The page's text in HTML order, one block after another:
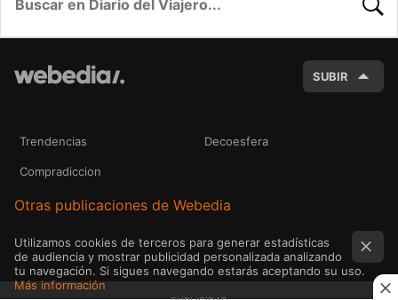
SUBIR
Trendencias Decoesfera
Compradiccion
Otras publicaciones de Webedia
Utilizamos cookies de terceros para generar estadísticas
de audiencia y mostrar publicidad personalizada analizando
tu navegación. Si sigues navegando estarás aceptando su uso.
Más información